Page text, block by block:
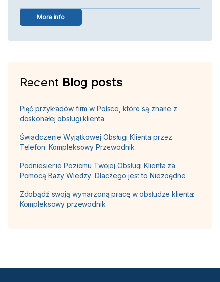
More info
Recent Blog posts
Pięć przykładów firm w Polsce, które są znane z
doskonałej obsługi klienta
Świadczenie Wyjątkowej Obsługi Klienta przez
Telefon: Kompleksowy Przewodnik
Podniesienie Poziomu Twojej Obsługi Klienta za
Pomocą Bazy Wiedzy: Dlaczego jest to Niezbędne
Zdobądź swoją wymarzoną pracę w obsłudze klienta:
Kompleksowy przewodnik